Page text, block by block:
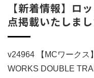
【新着情報】ロ
点掲載いたしま
v24964 【MCワークス
WORKS DOUBLE